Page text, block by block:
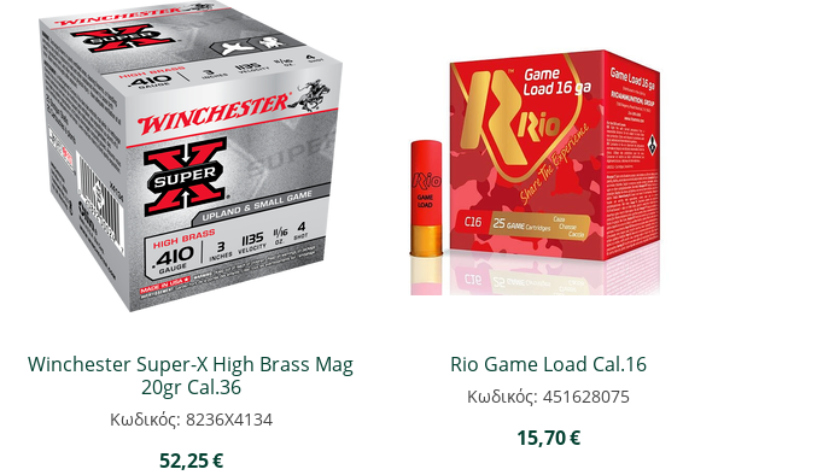
Winchester Super-X High Brass Mag
20gr Cal.36
Κωδικός: 8236Χ4134
52,25€
Rio Game Load Cal.16
Κωδικός: 451628075
15,70€